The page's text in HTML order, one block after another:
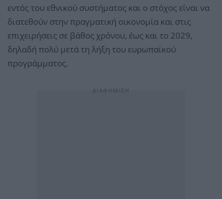
εντός του εθνικού συστήματος και ο στόχος είναι να
διατεθούν στην πραγματική οικονομία και στις
επιχειρήσεις σε βάθος χρόνου, έως και το 2029,
δηλαδή πολύ μετά τη λήξη του ευρωπαϊκού
προγράμματος.